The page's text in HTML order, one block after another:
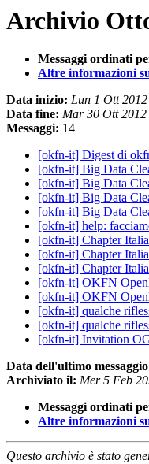
Archivio
Messaggi ordinati
Altre informazioni
Data inizio: Lun 1 Ott
Data fine: Mar 30 Ott
Messaggi: 14
[okfn-it] Digest di
[okfn-it] Big Data
[okfn-it] Big Data
[okfn-it] Big Data
[okfn-it] Big Data
[okfn-it] help:
[okfn-it] Chapter
[okfn-it] Chapter
[okfn-it] Chapter
[okfn-it] OKFN
[okfn-it] OKFN
[okfn-it] qualche
[okfn-it] qualche
[okfn-it] Invitation
Data dell'ultimo
Archiviato il: Mer 5 Feb
Messaggi ordinati
Altre informazioni
Questo archivio è stato